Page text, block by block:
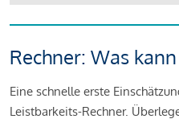
Rechner: Was
Eine schnelle erste
Leistbarkeits-Rechner.